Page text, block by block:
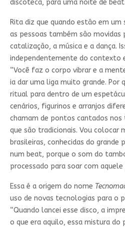
discoteca, para uma noite de beat
Rita diz que quando estão em
as pessoas também são movidas
catalização, a música e a dança.
independentemente do contexto
“Você faz o corpo vibrar e a
ia dar uma liga muito grande. Por
ritual para dentro de um
cenários, figurinos e arranjos
chamam de pontos cantados nos
que são tradicionais. Vou colocar
brasileiras, conhecidas do grande
num beat, porque o som do
processado para soar com
Essa é a origem do nome
uso de novas tecnologias para o
“Quando lancei esse disco, a
o que era aquilo, essa mistura do